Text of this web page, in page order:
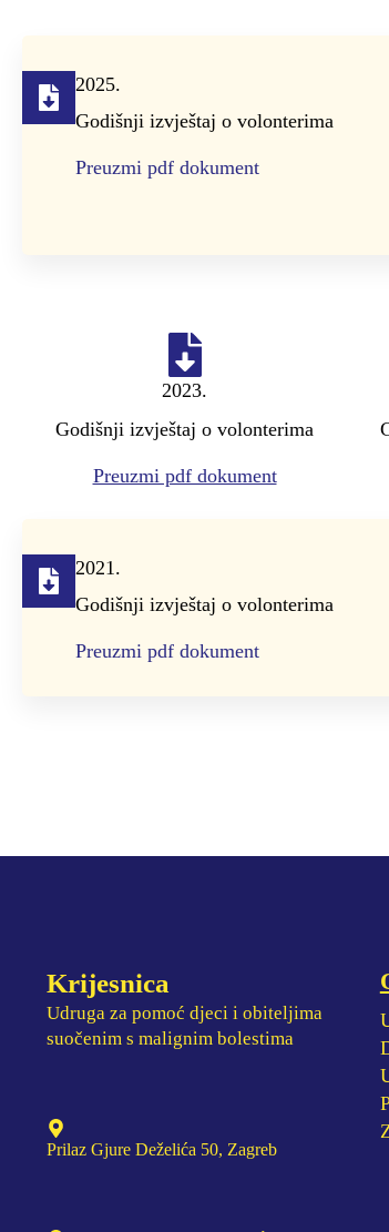
2025.
Godišnji izvještaj o volonterima
Preuzmi pdf dokument
2023.
Godišnji izvještaj o volonterima
Preuzmi pdf dokument
2021.
Godišnji izvještaj o volonterima
Preuzmi pdf dokument
Krijesnica
Udruga za pomoć djeci i obiteljima
suočenim s malignim bolestima
Prilaz Gjure Deželića 50, Zagreb